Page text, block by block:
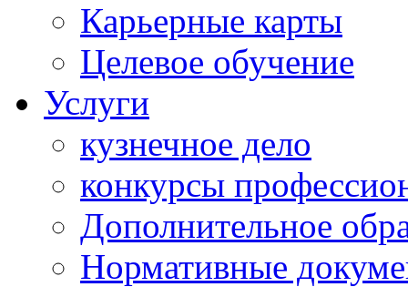
Карьерные карты
Целевое обучение
Услуги
кузнечное дело
конкурсы
Дополнительное
Нормативные